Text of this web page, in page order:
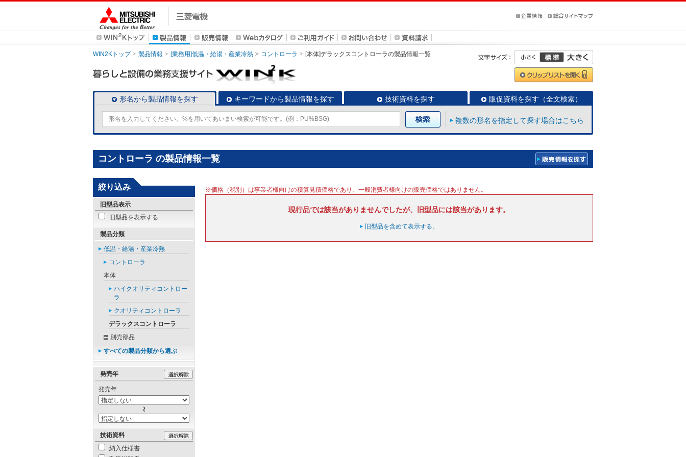
WIN2Kトップ 製品情報 [業務用]低温・給湯・産業冷熱 コントローラ [本体]デラックスコントローラの製品情報一覧
形名から製品情報を探す キーワードから製品情報を探す 技術資料を探す 販促資料を探す（全文検索）
複数の形名を指定して探す場合はこちら
コントローラ の製品情報一覧
※価格（税別）は事業者様向けの積算見積価格であり、一般消費者様向けの販売価格ではありません。
現行品では該当がありませんでしたが、旧型品には該当があります。
旧型品を含めて表示する。
絞り込み
旧型品表示
旧型品を表示する
製品分類
低温・給湯・産業冷熱
コントローラ
本体
ハイクオリティコントロー
ラ
クオリティコントローラ
デラックスコントローラ
別売部品
すべての製品分類から選ぶ
発売年
発売年
技術資料
納入仕様書